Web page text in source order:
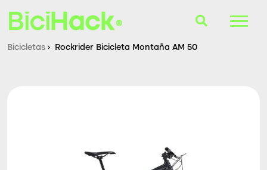
Accesorios
Bicicletas › Rockrider Bicicleta Montaña AM 50